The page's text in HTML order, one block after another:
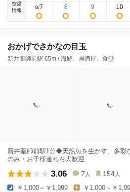
空席
情報
8/7 8 9 10
おかげでさかなの目玉
新井薬師前駅 65m / 海鮮、居酒屋、食堂
新井薬師前駅1分◆天然魚を生かす、多彩
のみ・お子様連れも大歓迎
3.06 7 人 154 人
￥1,000～￥1,999 ￥1,000～￥